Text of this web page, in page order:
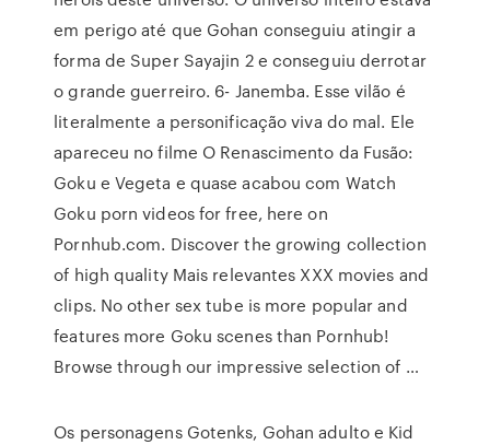
em perigo até que Gohan conseguiu atingir a
forma de Super Sayajin 2 e conseguiu derrotar
o grande guerreiro. 6- Janemba. Esse vilão é
literalmente a personificação viva do mal. Ele
apareceu no filme O Renascimento da Fusão:
Goku e Vegeta e quase acabou com Watch
Goku porn videos for free, here on
Pornhub.com. Discover the growing collection
of high quality Mais relevantes XXX movies and
clips. No other sex tube is more popular and
features more Goku scenes than Pornhub!
Browse through our impressive selection of …
Os personagens Gotenks, Gohan adulto e Kid